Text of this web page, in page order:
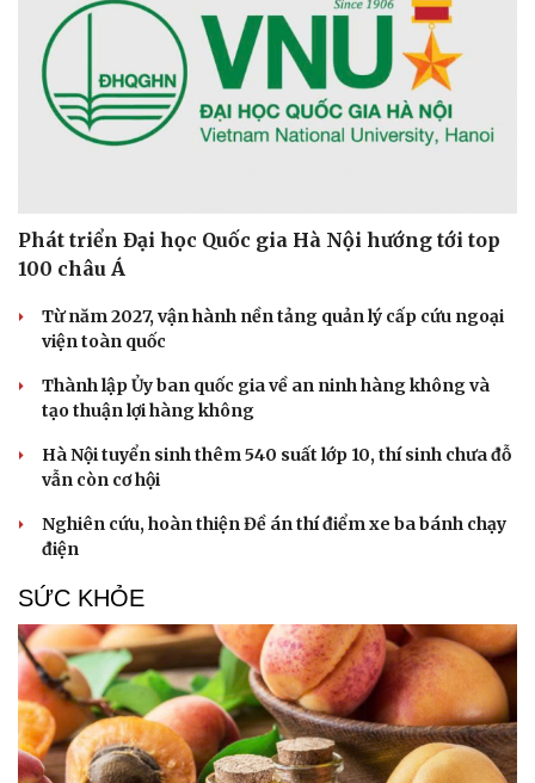
Phát triển Đại học Quốc gia Hà Nội hướng tới top
100 châu Á
Từ năm 2027, vận hành nền tảng quản lý cấp cứu ngoại
viện toàn quốc
Thành lập Ủy ban quốc gia về an ninh hàng không và
tạo thuận lợi hàng không
Hà Nội tuyển sinh thêm 540 suất lớp 10, thí sinh chưa đỗ
vẫn còn cơ hội
Nghiên cứu, hoàn thiện Đề án thí điểm xe ba bánh chạy
điện
SỨC KHỎE